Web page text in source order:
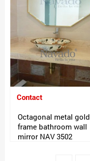
Contact
Octagonal metal gold
frame bathroom wall
mirror NAV 3502